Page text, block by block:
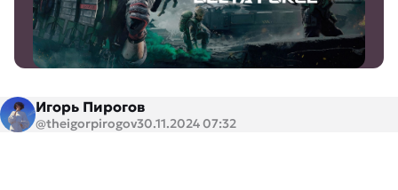
Игорь Пирогов
@theigorpirogov30.11.2024 07:32